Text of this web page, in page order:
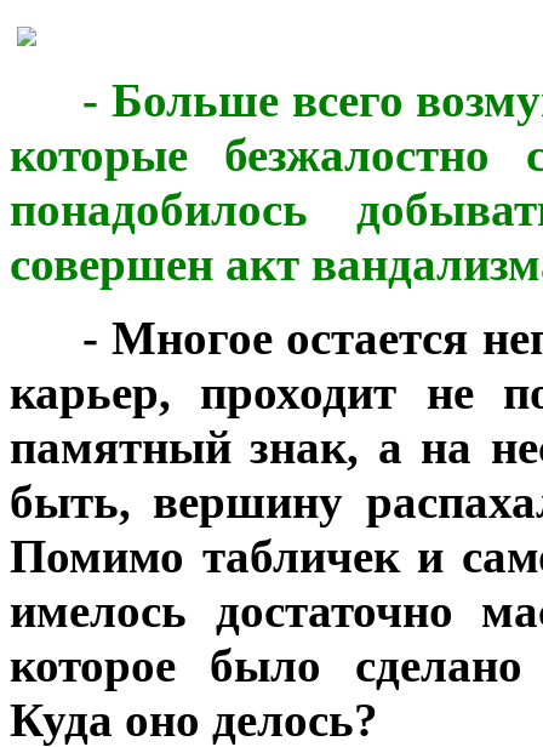
- Больше всего
которые
понадобилось
совершен акт
- Многое остается
карьер, проходит не
памятный знак, а на
быть, вершину
Помимо табличек и
имелось достаточно
которое было
Куда оно делось?